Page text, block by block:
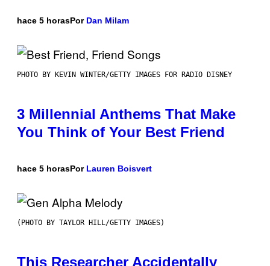
hace 5 horasPor Dan Milam
PHOTO BY KEVIN WINTER/GETTY IMAGES FOR RADIO DISNEY
3 Millennial Anthems That Make
You Think of Your Best Friend
hace 5 horasPor Lauren Boisvert
(PHOTO BY TAYLOR HILL/GETTY IMAGES)
This Researcher Accidentally